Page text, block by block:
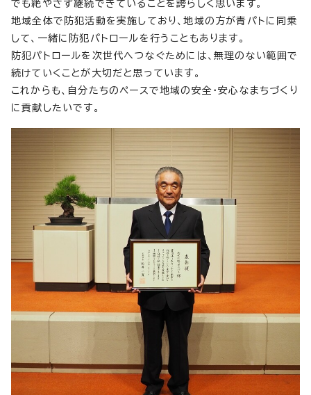
でも絶やさず継続できていることを誇らしく思います。
地域全体で防犯活動を実施しており、地域の方が青パトに同乗
して、一緒に防犯パトロールを行うこともあります。
防犯パトロールを次世代へつなぐためには、無理のない範囲で
続けていくことが大切だと思っています。
これからも、自分たちのペースで地域の安全・安心なまちづくり
に貢献したいです。